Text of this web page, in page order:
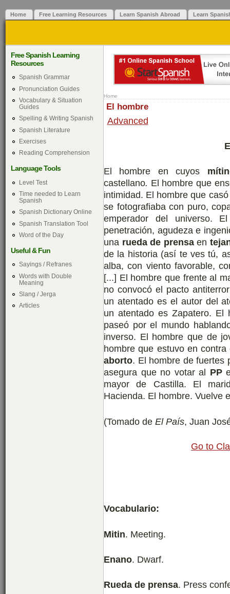
Home Free Learning Resources Learn Spanish Abroad Learn
Free Spanish Learning
Resources
Spanish Grammar
Pronunciation Guides
Vocabulary & Situation
Guides
Spelling & Writing Spanish
Spanish Literature
Exercises
Reading Comprehension
Language Tools
Level Test
Time needed to Learn
Spanish
Spanish Dictionary Online
Spanish Translation Tool
Word of the Day
Useful & Fun
Sayings / Refranes
Words with Double
Meaning
Slang / Jerga
Articles
Home
El hombre
Advanced
El hombre en cuyos
castellano. El hombre que
intimidad. El hombre que
se fotografiaba con puro,
emperador del universo.
penetración, agudeza e
una rueda de prensaen
de la historia (así te ves tú,
alba, con viento favorable,
[...] El hombre que frente al
no convocó el pacto
un atentado es el autor del
un atentado es Zapatero. El
paseó por el mundo
inverso. El hombre que de
hombre que estuvo en
aborto. El hombre de fuertes
asegura que no votar al PP
mayor de Castilla. El
Hacienda. El hombre. Vuelve
(Tomado de El País, Juan
Go to
Vocabulario:
Mitin. Meeting.
Enano. Dwarf.
Rueda de prensa. Press